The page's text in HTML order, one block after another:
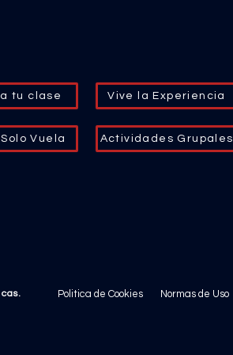
tu clase Vive la Experiencia
Vuela Actividades Grupales
. Politica de Cookies Normas de Uso